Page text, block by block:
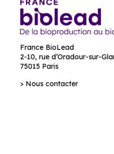
France BioLead
2-10, rue d’Oradour-sur-
75015 Paris
> Nous contacter